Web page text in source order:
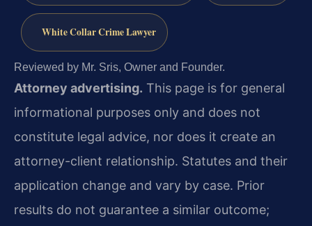
White Collar Crime Lawyer
Reviewed by Mr. Sris, Owner and Founder.
Attorney advertising. This page is for general
informational purposes only and does not
constitute legal advice, nor does it create an
attorney-client relationship. Statutes and their
application change and vary by case. Prior
results do not guarantee a similar outcome;